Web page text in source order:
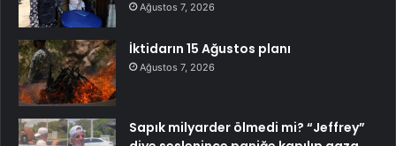
Ağustos 7, 2026
İktidarın 15 Ağustos planı
Ağustos 7, 2026
Sapık milyarder ölmedi mi? “Jeffrey”